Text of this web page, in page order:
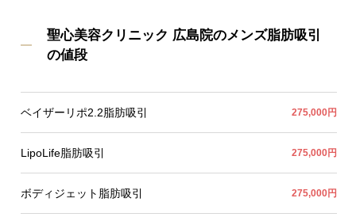
聖心美容クリニック 広島院のメンズ脂肪吸引
の値段
ベイザーリポ2.2脂肪吸引 275,000円
LipoLife脂肪吸引 275,000円
ボディジェット脂肪吸引 275,000円